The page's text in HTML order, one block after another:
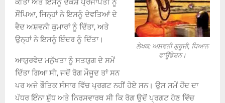
ਲੇਖਕ: ਅਸ਼ਵਨੀ ਗੁਰੂਜੀ, ਧਿਆਨ
ਫਾਊਂਡੇਸ਼ਨ।
ਸੌਂਪਿਆ, ਜਿਨ੍ਹਾਂ ਨੇ ਇਸਨੂੰ ਦੇਵਤਿਆਂ ਦੇ
ਵੈਦ ਅਸ਼ਵਨੀ ਕੁਮਾਰਾਂ ਨੂੰ ਦਿੱਤਾ, ਅਤੇ
ਉਨ੍ਹਾਂ ਨੇ ਇਸਨੂੰ ਇੰਦਰ ਨੂੰ ਦਿੱਤਾ।
ਆਯੁਰਵੇਦ ਮਨੁੱਖਤਾ ਨੂੰ ਸਤਯੁਗ ਦੇ ਸਮੇਂ
ਦਿੱਤਾ ਗਿਆ ਸੀ, ਜਦੋਂ ਰੋਗ ਮੌਜੂਦ ਤਾਂ ਸਨ
ਪਰ ਅਜੇ ਭੌਤਿਕ ਸੰਸਾਰ ਵਿੱਚ ਪ੍ਰਗਟ ਨਹੀਂ ਹੋਏ ਸਨ। ਉਸ ਸਮੇਂ ਹੋਂਦ ਦਾ
ਪੱਧਰ ਇੰਨਾ ਸ਼ੁੱਧ ਅਤੇ ਨਿਰਸਵਾਰਥ ਸੀ ਕਿ ਰੋਗ ਉਦੋਂ ਪ੍ਰਗਟ ਹੋਣ ਵਿੱਚ